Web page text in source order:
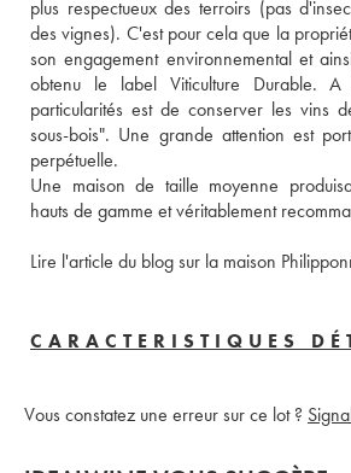
plus respectueux des terroirs (pas
des vignes). C'est pour cela que la
son engagement environnemental et
obtenu le label Viticulture Durable.
particularités est de conserver les vins
sous-bois". Une grande attention est
perpétuelle.
Une maison de taille moyenne
hauts de gamme et véritablement
Lire l'article du blog sur la maison
CARACTERISTIQUES
Vous constatez une erreur sur ce lot ?